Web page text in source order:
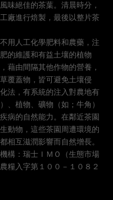
味絕佳的茶葉。清晨時分，
廠進行焙製，最後以整片茶
用人工化學肥料和農藥，注
的維護和有益土壤的植物
藉由間隔其他作物的營養，
覆蓋物，皆可避免土壤侵
法，有系統的注入對農地有
、植物、礦物（如；牛角）
病的自然能力。在鄰近茶園
動物，這些茶園周遭環境的
相互滋潤影響而自然增長。
構： 瑞士ＩＭＯ（生態市場
糧入字第１００－１０８２